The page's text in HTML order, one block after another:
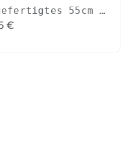
Handgefertigtes 55cm Bong-Set (NS 19)
€